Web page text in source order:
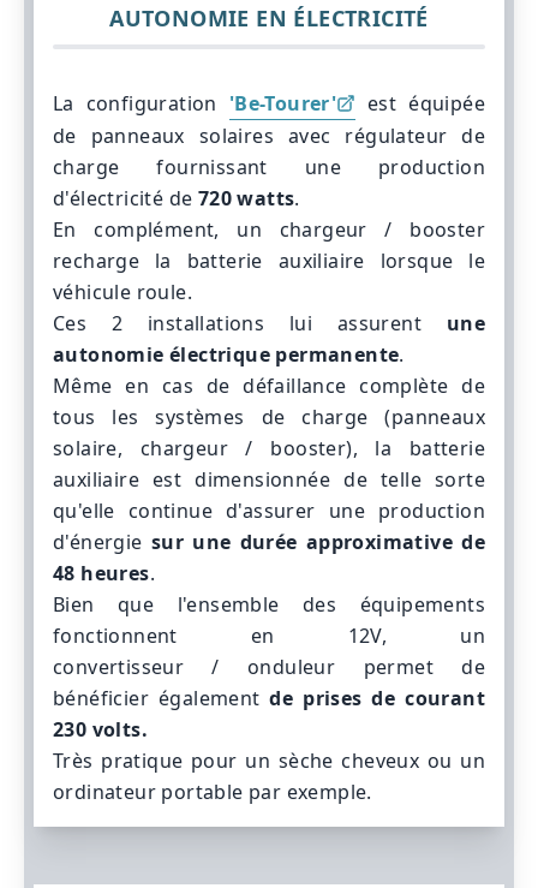
AUTONOMIE EN ÉLECTRICITÉ
La configuration 'Be-Tourer'
est équipée
de panneaux solaires avec régulateur de
charge fournissant une production
d'électricité de 720 watts.
En complément, un chargeur / booster
recharge la batterie auxiliaire lorsque le
véhicule roule.
Ces 2 installations lui assurent une
autonomie électrique permanente.
Même en cas de défaillance complète de
tous les systèmes de charge (panneaux
solaire, chargeur / booster), la batterie
auxiliaire est dimensionnée de telle sorte
qu'elle continue d'assurer une production
d'énergie sur une durée approximative de
48 heures.
Bien que l'ensemble des équipements
fonctionnent en 12V, un
convertisseur / onduleur permet de
bénéficier égalementde prises de courant
230 volts.
Très pratique pour un sèche cheveux ou un
ordinateur portable par exemple.